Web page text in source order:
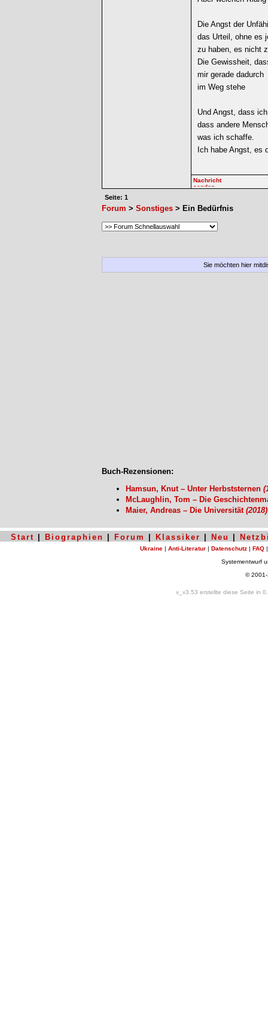
Die Angst der
das Urteil, ohne es
zu haben, es nicht
Die Gewissheit,
mir gerade dadurch
im Weg stehe
Und Angst, dass
dass andere
was ich schaffe.
Ich habe Angst, es
Seite: 1
Forum > Sonstiges > Ein Bedürfnis
Sie möchten hier
Buch-Rezensionen:
Hamsun, Knut – Unter Herbststernen
McLaughlin, Tom – Die
Maier, Andreas – Die Universität (2018)
Start Biographien Forum Klassiker Neu
Ukraine | Anti-Literatur | Datenschutz | FAQ
Systementwurf
©
v_v3.53 erstellte diese Seite in